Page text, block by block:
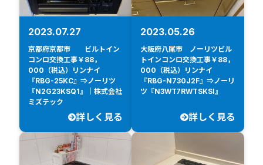
2023.07.27
京都府京都市 ビルトイン
コンロ交換工事￥88，
000（税込）リンナイ
『RBG-25KC』⇒ノーリツ
『N2G23KSQ1』｜株式会社
ミズテック
詳しく見る
2023.05.26
大阪府八尾市 ノーリツビル
トインコンロ交換工事￥88，
000（税込）リンナイ
『RBG-N730J2F』⇒ノーリ
ツ『N3WT7RWTSKSI』
詳しく見る